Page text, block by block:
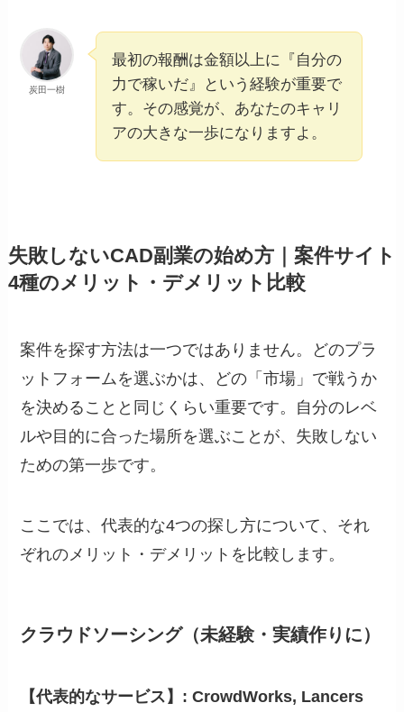
炭田一樹
最初の報酬は金額以上に『自分の
力で稼いだ』という経験が重要で
す。その感覚が、あなたのキャリ
アの大きな一歩になりますよ。
失敗しないCAD副業の始め方｜案件サイト
4種のメリット・デメリット比較
案件を探す方法は一つではありません。どのプラ
ットフォームを選ぶかは、どの「市場」で戦うか
を決めることと同じくらい重要です。自分のレベ
ルや目的に合った場所を選ぶことが、失敗しない
ための第一歩です。
ここでは、代表的な4つの探し方について、それ
ぞれのメリット・デメリットを比較します。
クラウドソーシング（未経験・実績作りに）
【代表的なサービス】: CrowdWorks, Lancers